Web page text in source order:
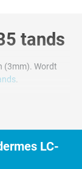
tands
(3mm). Wordt
LC-